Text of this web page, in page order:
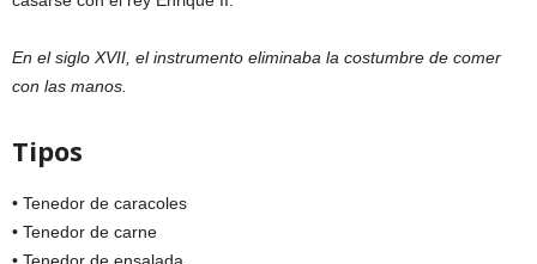
En el siglo XVII, el instrumento eliminaba la costumbre de comer
con las manos.
Tipos
• Tenedor de caracoles
• Tenedor de carne